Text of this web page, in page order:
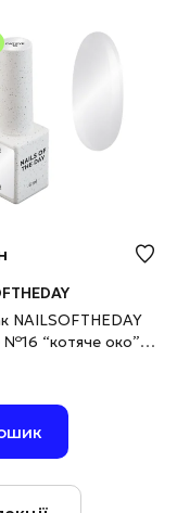
NAILSOFTHEDAY
№16 “котяче око”